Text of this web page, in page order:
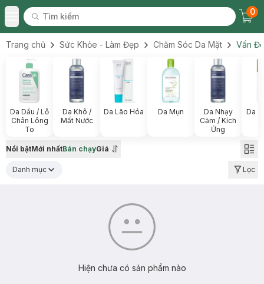
Toggle Menu
Tìm kiếm
Tìm kiếm
0
Trang chủ Sức Khỏe - Làm Đẹp Chăm Sóc Da Mặt Vấn
Da Dầu / Lỗ
Chân Lông
To
Da Khô /
Mất Nước
Da Lão Hóa Da Mụn
Da Nhạy
Cảm / Kích
Ứng
Da
Nổi bậtMới nhấtBán chạyGiá
Danh mục Lọc
Hiện chưa có sản phẩm nào